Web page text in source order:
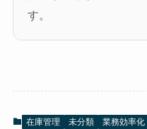
す。
在庫管理 未分類 業務効率化